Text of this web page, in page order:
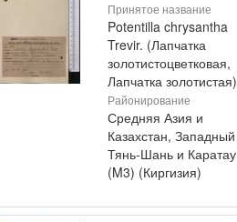
Принятое название
Potentilla chrysantha
Trevir. (Лапчатка
золотистоцветковая,
Лапчатка золотистая)
Районирование
Средняя Азия и
Казахстан, Западный
Тянь-Шань и Каратау
(M3) (Киргизия)